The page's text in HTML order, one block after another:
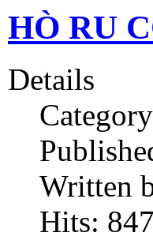
HÒ RU
Details
Written
Hits: